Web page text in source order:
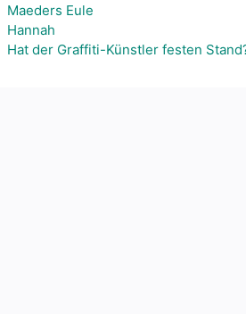
Maeders Eule
Hannah
Hat der Graffiti-Künstler festen